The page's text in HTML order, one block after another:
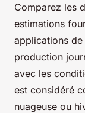
Comparez les
estimations
applications
production
avec les
est considéré
nuageuse ou